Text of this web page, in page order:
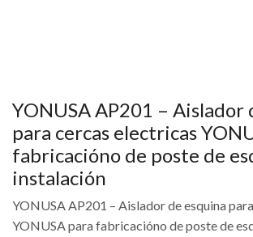
YONUSA AP201 – Aislador
para cercas electricas
fabricacióno de poste de
instalación
YONUSA AP201 – Aislador de esquina
YONUSA para fabricacióno de poste de